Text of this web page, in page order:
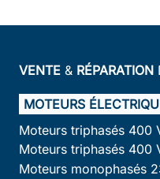
VENTE & RÉPARATION
MOTEURS
Moteurs triphasés 400
Moteurs triphasés 400
Moteurs monophasés